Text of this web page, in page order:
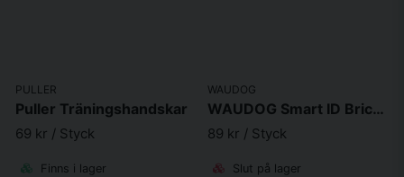
PULLER
Puller Träningshandskar
69 kr / Styck
Finns i lager
WAUDOG
WAUDOG Smart ID Bricka för Hund & Katt Pink Smileys Rund
89 kr / Styck
Slut på lager